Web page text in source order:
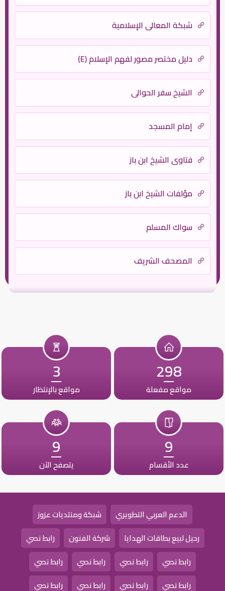
شبكة المعالي الإسلامية
دليل مختصر مصور لفهم الإسلام (E)
الشيخ سفر الحوالي
إمام المسجد
فتاوى الشيخ ابن باز
مؤلفات الشيخ ابن باز
سواك المسلم
المصحف الشريف
298
مواقع مفعلة
3
مواقع بالإنتظار
9
عدد الأقسام
9
يتصفح الآن
الدعم العربي التطويري
شبكة ومنتديات عزوز
رحيل لبيع بطاقات الهدايا
شركة الفنون
رابط نصي
رابط نصي
رابط نصي رابط نصي
رابط نصي
رابط نصي
رابط نصي رابط نصي رابط نصي